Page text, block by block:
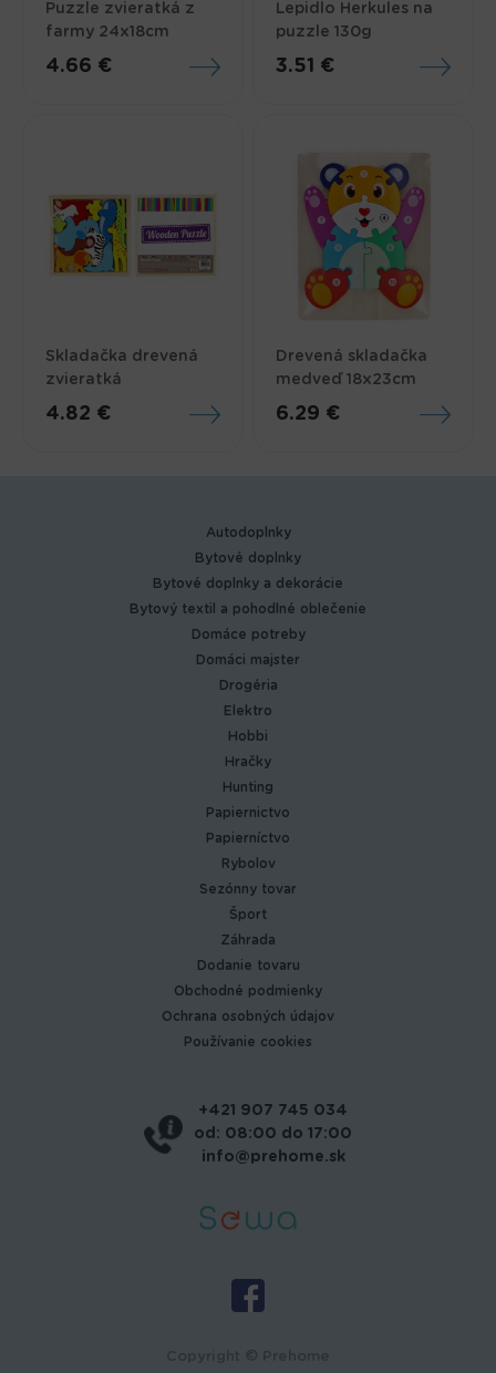
Puzzle zvieratká z
farmy 24x18cm
4.66 €
Lepidlo Herkules na
puzzle 130g
3.51 €
Skladačka drevená
zvieratká
4.82 €
Drevená skladačka
medveď 18x23cm
6.29 €
Autodoplnky
Bytové doplnky
Bytové doplnky a dekorácie
Bytový textil a pohodlné oblečenie
Domáce potreby
Domáci majster
Drogéria
Elektro
Hobbi
Hračky
Hunting
Papiernictvo
Papierníctvo
Rybolov
Sezónny tovar
Šport
Záhrada
Dodanie tovaru
Obchodné podmienky
Ochrana osobných údajov
Používanie cookies
+421 907 745 034
od: 08:00 do 17:00
info@prehome.sk